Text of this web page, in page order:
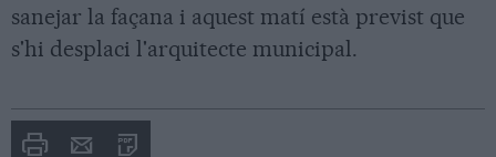
sanejar la façana i aquest matí està previst que
s'hi desplaci l'arquitecte municipal.
Envia